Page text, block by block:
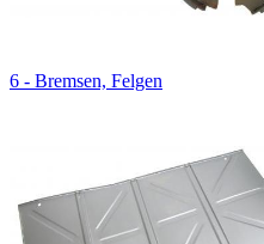
6 - Bremsen, Felgen